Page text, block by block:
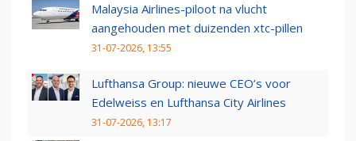
Malaysia Airlines-piloot na vlucht
aangehouden met duizenden xtc-pillen
31-07-2026, 13:55
Lufthansa Group: nieuwe CEO’s voor
Edelweiss en Lufthansa City Airlines
31-07-2026, 13:17